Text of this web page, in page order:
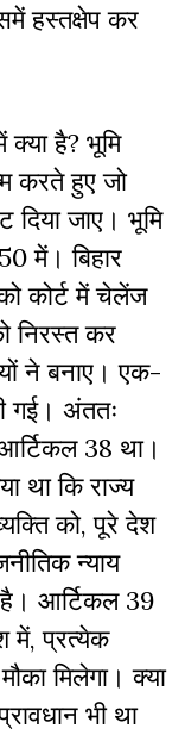
हस्तक्षेप कर
है? भूमि
करते हुए जो
दिया जाए। भूमि
में। बिहार
कोर्ट में चेलेंज
निरस्त कर
ने बनाए। एक-
गई। अंततः
38 था।
था कि राज्य
को, पूरे देश
न्याय
है। आर्टिकल 39
में, प्रत्येक
मिलेगा। क्या
भी था